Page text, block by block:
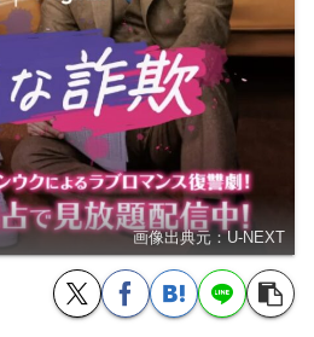
画像出典元：U-NEXT